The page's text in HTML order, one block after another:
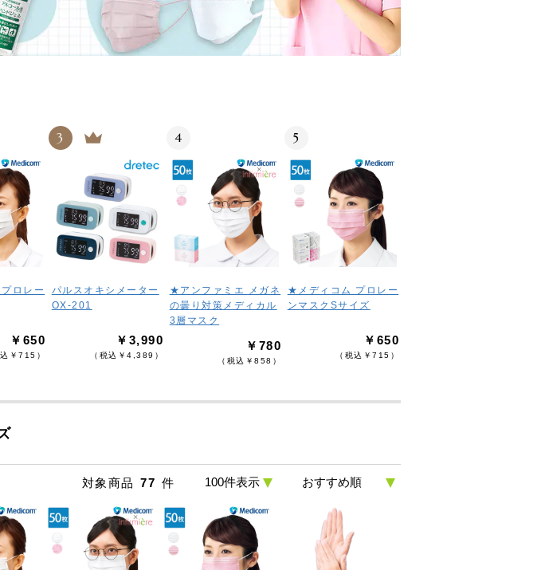
ロレー
￥650
込￥715）
3
パルスオキシメーター
OX-201
￥3,990
（税込￥4,389）
4
★アンファミエ メガネ
の曇り対策メディカル
3層マスク
￥780
（税込￥858）
5
★メディコム プロレー
ンマスクSサイズ
￥650
（税込￥715）
対象商品 77 件